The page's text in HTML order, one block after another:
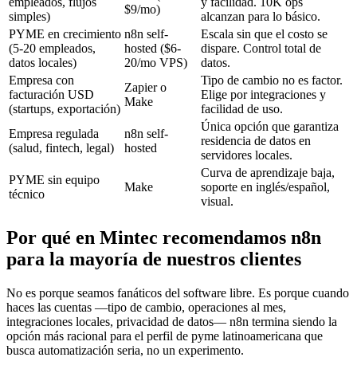
simples)
$9/mo)
alcanzan para lo básico.
PYME en crecimiento
(5-20 empleados,
datos locales)
n8n self-
hosted ($6-
20/mo VPS)
Escala sin que el costo se
dispare. Control total de
datos.
Empresa con
facturación USD
(startups, exportación)
Zapier o
Make
Tipo de cambio no es factor.
Elige por integraciones y
facilidad de uso.
Empresa regulada
(salud, fintech, legal)
n8n self-
hosted
Única opción que garantiza
residencia de datos en
servidores locales.
PYME sin equipo
técnico
Make
Curva de aprendizaje baja,
soporte en inglés/español,
visual.
Por qué en Mintec recomendamos n8n
para la mayoría de nuestros clientes
No es porque seamos fanáticos del software libre. Es porque cuando
haces las cuentas —tipo de cambio, operaciones al mes,
integraciones locales, privacidad de datos— n8n termina siendo la
opción más racional para el perfil de pyme latinoamericana que
busca automatización seria, no un experimento.